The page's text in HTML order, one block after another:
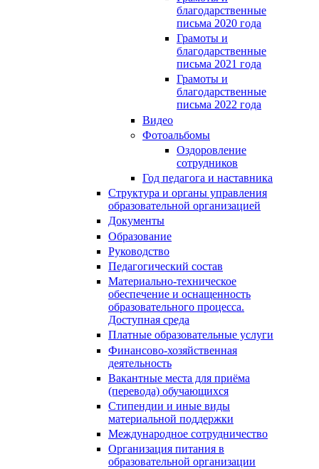
благодарственные
письма 2020 года
Грамоты и
благодарственные
письма 2021 года
Грамоты и
благодарственные
письма 2022 года
Видео
Фотоальбомы
Оздоровление
сотрудников
Год педагога и наставника
Структура и органы управления
образовательной организацией
Документы
Образование
Руководство
Педагогический состав
Материально-техническое
обеспечение и оснащенность
образовательного процесса.
Доступная среда
Платные образовательные услуги
Финансово-хозяйственная
деятельность
Вакантные места для приёма
(перевода) обучающихся
Стипендии и иные виды
материальной поддержки
Международное сотрудничество
Организация питания в
образовательной организации